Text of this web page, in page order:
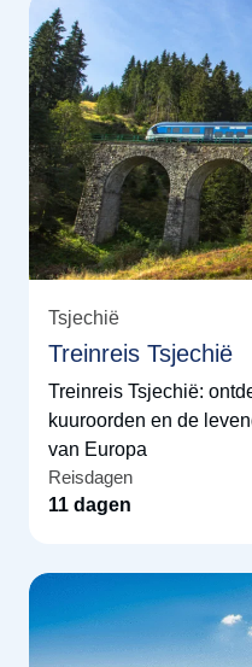
Tsjechië
Treinreis Tsjechië
Treinreis Tsjechië:
kuuroorden en de
van Europa
Reisdagen
11 dagen